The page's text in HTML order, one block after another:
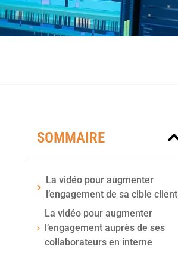
SOMMAIRE
La vidéo pour augmenter
l’engagement de sa cible client
La vidéo pour augmenter
l’engagement auprès de ses
collaborateurs en interne